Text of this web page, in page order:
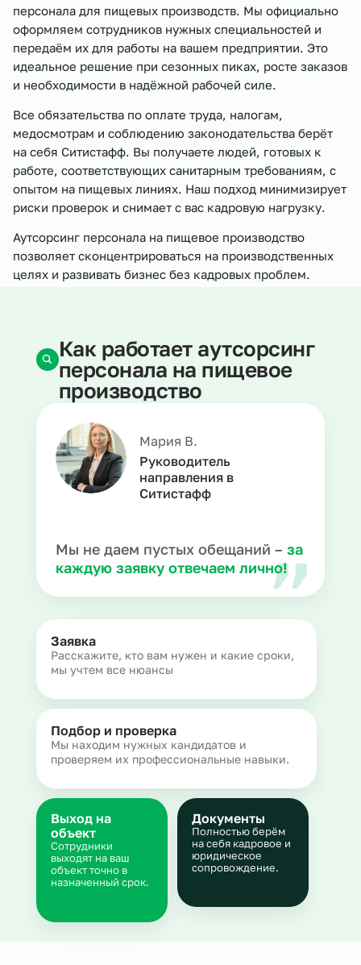
персонала для пищевых производств. Мы официально
оформляем сотрудников нужных специальностей и
передаём их для работы на вашем предприятии. Это
идеальное решение при сезонных пиках, росте заказов
и необходимости в надёжной рабочей силе.
Все обязательства по оплате труда, налогам,
медосмотрам и соблюдению законодательства берёт
на себя Ситистафф. Вы получаете людей, готовых к
работе, соответствующих санитарным требованиям, с
опытом на пищевых линиях. Наш подход минимизирует
риски проверок и снимает с вас кадровую нагрузку.
Аутсорсинг персонала на пищевое производство
позволяет сконцентрироваться на производственных
целях и развивать бизнес без кадровых проблем.
Мария В.
Руководитель
направления в
Ситистафф
Мы не даем пустых обещаний – за
каждую заявку отвечаем лично!
Как работает аутсорсинг
персонала на пищевое
производство
Заявка
Расскажите, кто вам нужен и какие сроки,
мы учтем все нюансы
Подбор и проверка
Мы находим нужных кандидатов и
проверяем их профессиональные навыки.
Документы
Полностью берём
на себя кадровое и
юридическое
сопровождение.
Выход на
объект
Сотрудники
выходят на ваш
объект точно в
назначенный срок.